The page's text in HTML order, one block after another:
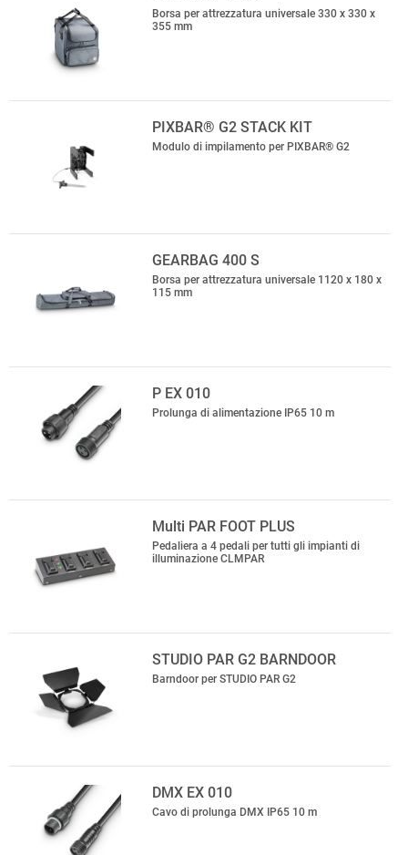
Borsa per attrezzatura universale 330 x 330 x
355 mm
PIXBAR® G2 STACK KIT
Modulo di impilamento per PIXBAR® G2
GEARBAG 400 S
Borsa per attrezzatura universale 1120 x 180 x
115 mm
P EX 010
Prolunga di alimentazione IP65 10 m
Multi PAR FOOT PLUS
Pedaliera a 4 pedali per tutti gli impianti di
illuminazione CLMPAR
STUDIO PAR G2 BARNDOOR
Barndoor per STUDIO PAR G2
DMX EX 010
Cavo di prolunga DMX IP65 10 m